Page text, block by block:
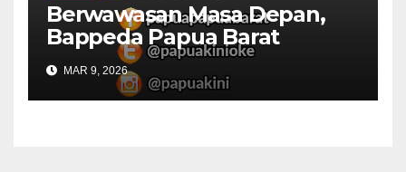
Berwawasan Masa Depan,
Bappeda Papua Barat
Konsultasi Publik RKPD 2027
MAR 9, 2026